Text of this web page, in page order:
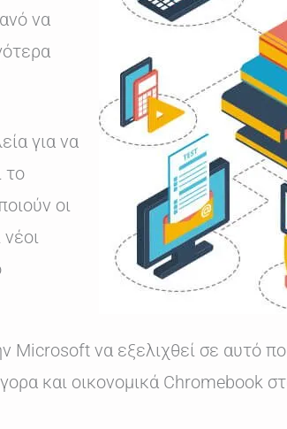
να
για να
το
οι
Microsoft να εξελιχθεί σε αυτό
και οικονομικά Chromebook